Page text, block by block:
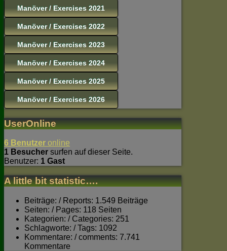
Manöver / Exercises 2021
Manöver / Exercises 2022
Manöver / Exercises 2023
Manöver / Exercises 2024
Manöver / Exercises 2025
Manöver / Exercises 2026
UserOnline
6 Benutzer online
1 Besucher surfen auf dieser Seite.
Benutzer: 1 Gast
A little bit statistic….
Beiträge: / Reports: 1.549 Beiträge
Seiten: / Pages: 118 Seiten
Kategorien: / Categories: 251
Schlagworte: / Tags: 1092
Kommentare: / comments: 7.741
Kommentare